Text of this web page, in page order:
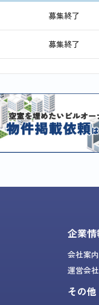
募集終了
募集終了
企業情
会社案内
運営会
その他